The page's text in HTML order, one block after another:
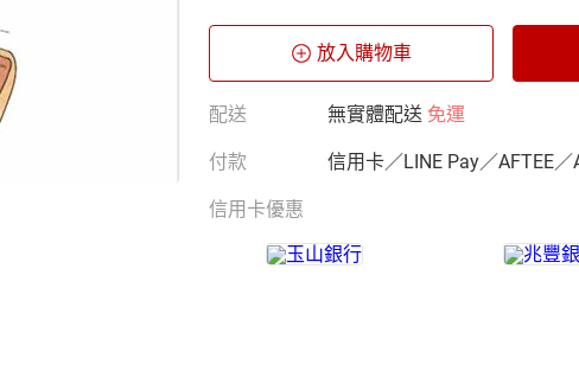
放入購物車
配送 無實體配送 免運
付款 信用卡／LINE Pay／AFTEE／
信用卡優惠